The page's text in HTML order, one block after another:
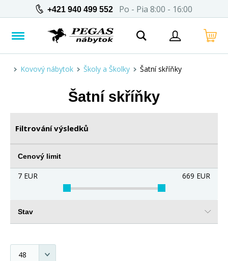
+421 940 499 552 Po - Pia 8:00 - 16:00
Kovový nábytok Školy a Školky Šatní skříňky
Šatní skříňky
Filtrování výsledků
Cenový limit
7 EUR 669 EUR
Stav